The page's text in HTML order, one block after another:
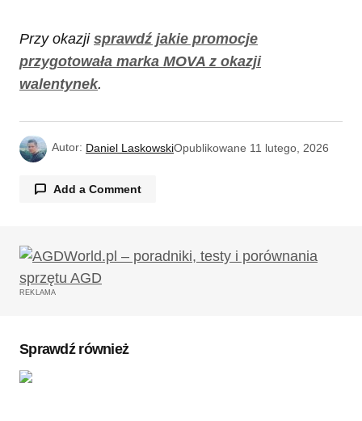
Przy okazji sprawdź jakie promocje
przygotowała marka MOVA z okazji
walentynek.
Autor: Daniel LaskowskiOpublikowane 11 lutego, 2026
Add a Comment
Twój adres email nie zostanie opublikowany.
Wymagane pola są oznaczone
REKLAMA
Sprawdź również